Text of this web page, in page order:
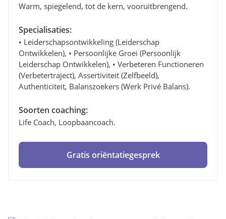
Warm, spiegelend, tot de kern, vooruitbrengend.
Specialisaties:
• Leiderschapsontwikkeling (leiderschap
Ontwikkelen), • Persoonlijke Groei (persoonlijk
Leiderschap Ontwikkelen), • Verbeteren Functioneren
(verbetertraject), Assertiviteit (zelfbeeld),
Authenticiteit, Balanszoekers (werk Privé Balans).
Soorten coaching:
Life Coach, Loopbaancoach.
Gratis oriëntatiegesprek